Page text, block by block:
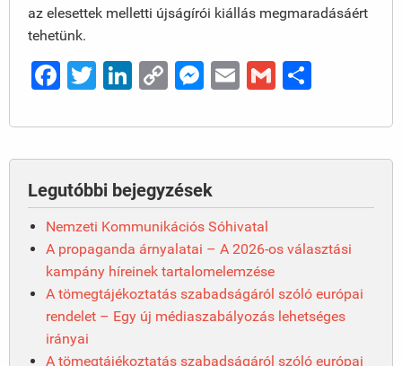
az elesettek melletti újságírói kiállás megmaradásáért
tehetünk.
Facebook
Twitter
LinkedIn
CopyMessenger
EmailGmail
Legutóbbi bejegyzések
Nemzeti Kommunikációs Sóhivatal
A propaganda árnyalatai – A 2026-os választási
kampány híreinek tartalomelemzése
A tömegtájékoztatás szabadságáról szóló európai
rendelet – Egy új médiaszabályozás lehetséges
irányai
A tömegtájékoztatás szabadságáról szóló európai